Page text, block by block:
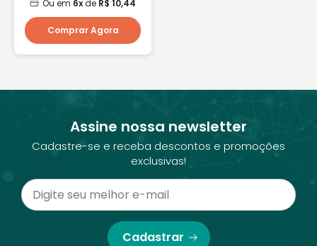
Ou em 6xde R$ 10,44
Comprar Agora
Assine nossa newsletter
Cadastre-se e receba descontos e promoções
exclusivas!
Cadastrar